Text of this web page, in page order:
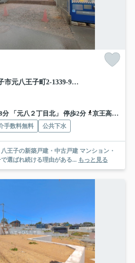
『八王子市土地』八王子市元八王子町2-1339-9【仲介手数料無料】
「元八２丁目北」 停歩2分
京王高尾線「高尾」駅 バス8分 「元八２丁目北」 停歩2分
手数料無料 公共下水
信あり☆ 八王子で選ばれ続ける理由がある... もっと見る